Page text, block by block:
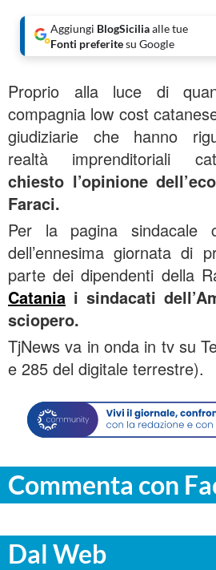
Aggiungi BlogSiciliaalle tue
Fonti preferitesu Google
Proprio alla luce di
compagnia low cost
giudiziarie che hanno
realtà imprenditoriali
chiesto l’opinione
Faraci.
Per la pagina sindacale
dell’ennesima giornata di
parte dei dipendenti della
Catania i sindacati
sciopero.
TjNews va in onda in tv su
e 285 del digitale terrestre).
Commenta con
Dal Web